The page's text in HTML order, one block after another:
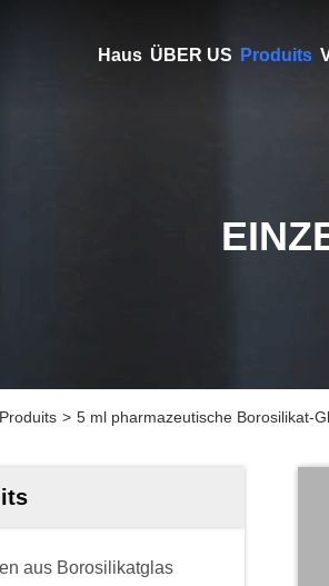
Haus ÜBER US Produits
Produits > 5 ml pharmazeutische Borosilikat-
aus Borosilikatglas